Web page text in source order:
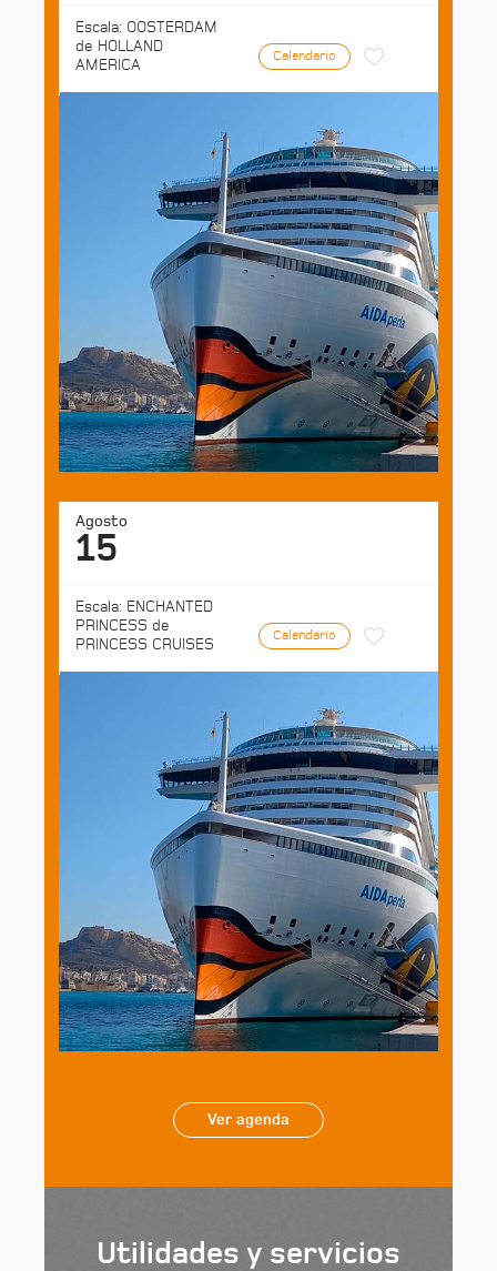
Escala: OOSTERDAM
de HOLLAND
AMERICA
Calendario
Agosto
15
Escala: ENCHANTED
PRINCESS de
PRINCESS CRUISES
Calendario
Ver agenda
Utilidades y servicios